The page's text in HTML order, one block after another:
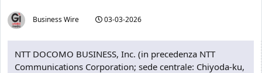
Business Wire 03-03-2026
NTT DOCOMO BUSINESS, Inc. (in precedenza NTT
Communications Corporation; sede centrale: Chiyoda-ku,